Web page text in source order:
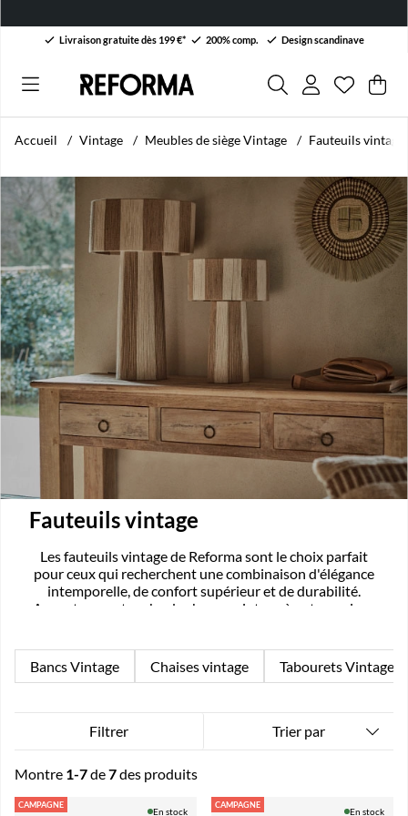
Livraison gratuite dès 199 €* 200% comp. Design scandinave
Liste de
Nombre
. .
Accueil Vintage Meubles de siège Vintage Fauteuils vintage
Fauteuils vintage
Les fauteuils vintage de Reforma sont le choix parfait
pour ceux qui recherchent une combinaison d'élégance
intemporelle, de confort supérieur et de durabilité.
Apportez une touche de charme vintage à votre maison
vintage.
Bancs Vintage Chaises vintage Tabourets Vintage
Filtrer Trier par
Montre 1-7de7des produits
Produits
CAMPAGNE
En stock
CAMPAGNE
En stock